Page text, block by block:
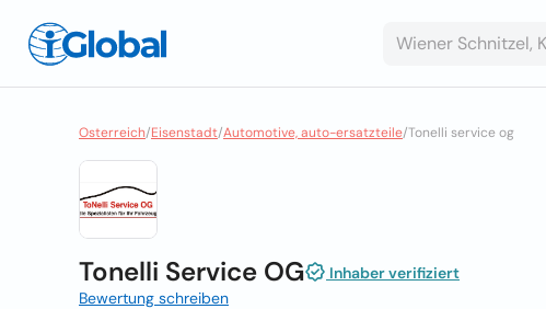
Osterreich/Eisenstadt/Automotive, auto-ersatzteile/Tonelli service og
Tonelli Service OG Inhaber verifiziert
Bewertung schreiben